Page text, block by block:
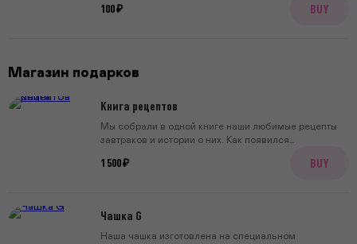
закрытый сэндвич.
100 ₽ BUY
Магазин подарков
Книга рецептов
Мы собрали в одной книге наши любимые рецепты
завтраков и истории о них. Как появился
мы придумали спешл-завтраки? Почему пирожок в
вдохновения, вы её пролистаете, выберете
подходящий завтрак, начнёте готовить, а пока
1 500 ₽ BUY
Чашка G
Наша чашка изготовлена на специальном